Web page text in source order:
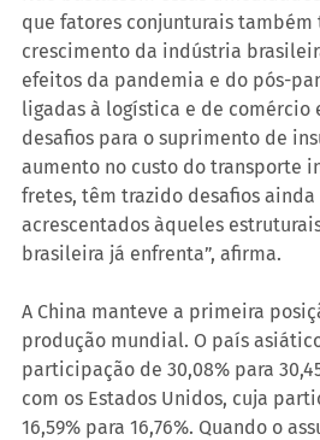
que fatores conjunturais
crescimento da indústria
efeitos da pandemia e do pós-
ligadas à logística e de comércio
desafios para o suprimento de
aumento no custo do transporte
fretes, têm trazido desafios ainda
acrescentados àqueles
brasileira já enfrenta”, afirma.
A China manteve a primeira
produção mundial. O país
participação de 30,08% para
com os Estados Unidos, cuja
16,59% para 16,76%. Quando o